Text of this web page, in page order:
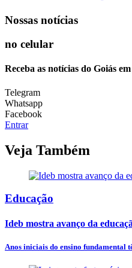
Nossas notícias
no celular
Receba as notícias do Goiás
Telegram
Whatsapp
Facebook
Entrar
Veja Também
Educação
Ideb mostra avanço da
Anos iniciais do ensino fundamental